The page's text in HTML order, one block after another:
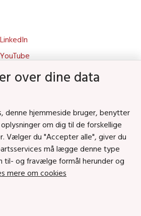
nyheder som RSS feed
over dine data
denne hjemmeside bruger, benytter
om dig til de forskellige
Vælger du "Accepter alle", giver du
må lægge denne type
til- og fravælge formål herunder og
mere om cookies